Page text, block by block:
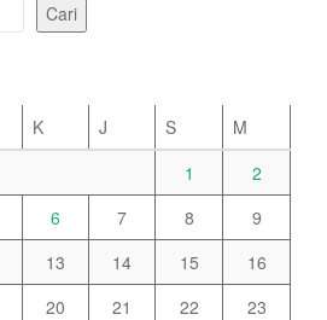
Cari
K J S
M
1
2
6 7 8
9
13 14 15
16
20 21 22
23